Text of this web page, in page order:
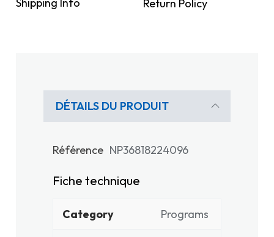
Return Policy
DÉTAILS DU PRODUIT
Référence NP36818224096
Fiche technique
Category Programs